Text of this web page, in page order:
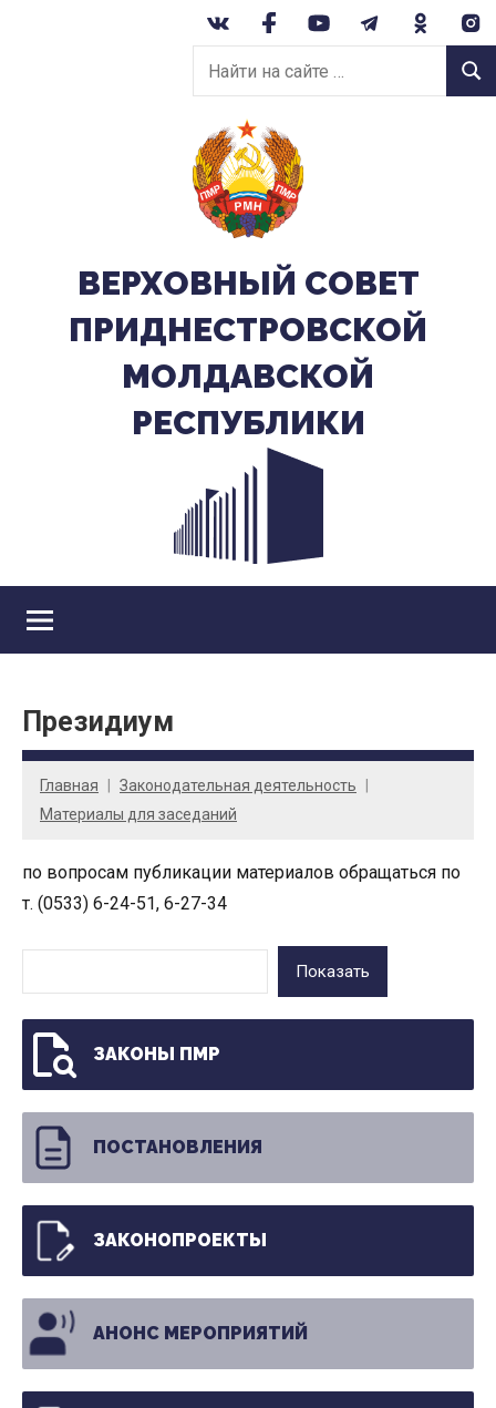
Найти
на
сайте:
ВЕРХОВНЫЙ CОВЕТ
ПРИДНЕСТРОВСКОЙ
МОЛДАВСКОЙ
РЕСПУБЛИКИ
Президиум
Главная
Законодательная деятельность
Материалы для заседаний
по вопросам публикации материалов обращаться по
т. (0533) 6-24-51, 6-27-34
Показать
ЗАКОНЫ ПМР
ПОСТАНОВЛЕНИЯ
ЗАКОНОПРОЕКТЫ
АНОНС МЕРОПРИЯТИЙ